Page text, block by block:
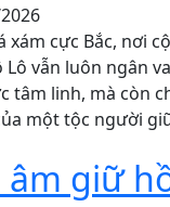
xám cực Bắc, nơi
Lô vẫn luôn ngân
tâm linh, mà còn
một tộc người
âm giữ